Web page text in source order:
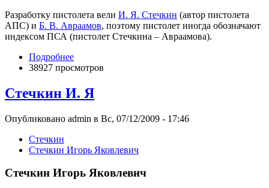
Разработку пистолета вели И. Я. Стечкин (автор пистолета
АПС) и Б. В. Авраамов, поэтому пистолет иногда обозначают
индексом ПСА (пистолет Стечкина – Авраамова).
Подробнее
38927 просмотров
Стечкин И. Я
Опубликовано admin в Вс, 07/12/2009 - 17:46
Стечкин
Стечкин Игорь Яковлевич
Стечкин Игорь Яковлевич